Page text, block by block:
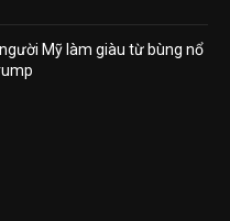
Mỹ làm giàu từ bùng nổ